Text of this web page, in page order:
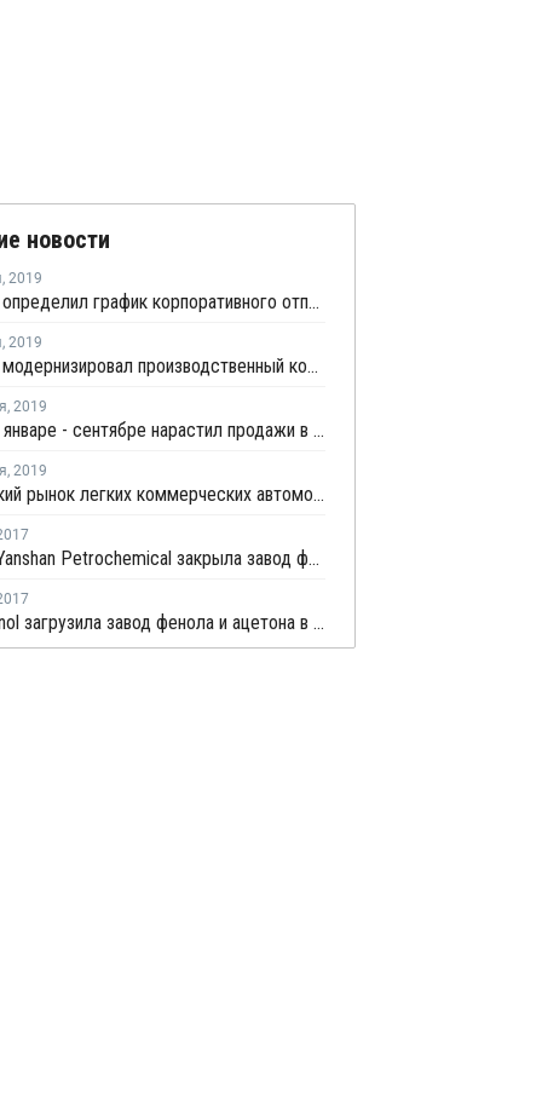
новости
, 2019
АвтоВАЗ определил график корпоративного отпуска в 2020 году
, 2019
АвтоВАЗ модернизировал производственный комплекс с целью оптимизации технологий и экономии средств
, 2019
КАМАЗ в январе - сентябре нарастил продажи в России на 8,2%
, 2019
Российский рынок легких коммерческих автомобилей поднялся в августе на пятое место в Европе
Sinopec Yanshan Petrochemical закрыла завод фенола и ацетона на ремонт раньше намеченного срока
PTT Phenol загрузила завод фенола и ацетона в Таиланде на 80-85%